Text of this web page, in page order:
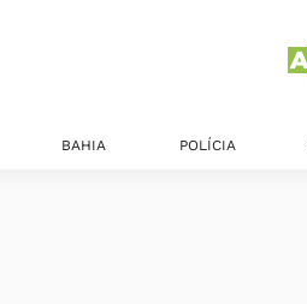
BAHIA POLÍCIA